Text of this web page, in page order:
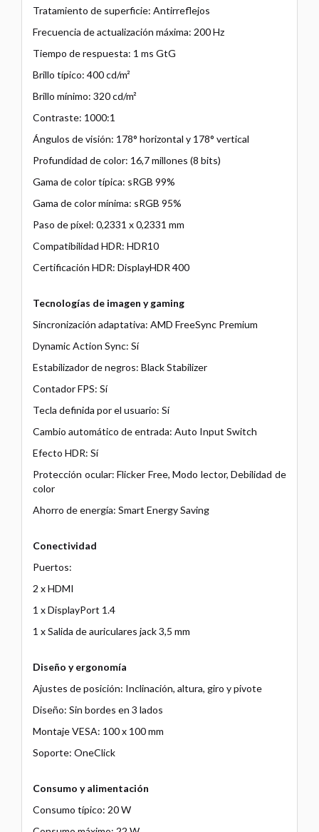
Tratamiento de superficie: Antirreflejos
Frecuencia de actualización máxima: 200 Hz
Tiempo de respuesta: 1 ms GtG
Brillo típico: 400 cd/m²
Brillo mínimo: 320 cd/m²
Contraste: 1000:1
Ángulos de visión: 178° horizontal y 178° vertical
Profundidad de color: 16,7 millones (8 bits)
Gama de color típica: sRGB 99%
Gama de color mínima: sRGB 95%
Paso de píxel: 0,2331 x 0,2331 mm
Compatibilidad HDR: HDR10
Certificación HDR: DisplayHDR 400
Tecnologías de imagen y gaming
Sincronización adaptativa: AMD FreeSync Premium
Dynamic Action Sync: Sí
Estabilizador de negros: Black Stabilizer
Contador FPS: Sí
Tecla definida por el usuario: Sí
Cambio automático de entrada: Auto Input Switch
Efecto HDR: Sí
Protección ocular: Flicker Free, Modo lector, Debilidad de
color
Ahorro de energía: Smart Energy Saving
Conectividad
Puertos:
2 x HDMI
1 x DisplayPort 1.4
1 x Salida de auriculares jack 3,5 mm
Diseño y ergonomía
Ajustes de posición: Inclinación, altura, giro y pivote
Diseño: Sin bordes en 3 lados
Montaje VESA: 100 x 100 mm
Soporte: OneClick
Consumo y alimentación
Consumo típico: 20 W